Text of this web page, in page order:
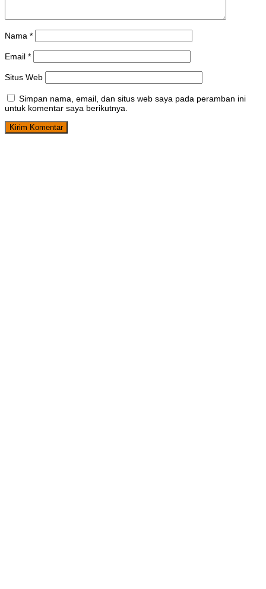
Nama *
Email *
Situs Web
Simpan nama, email, dan situs web saya pada peramban ini
untuk komentar saya berikutnya.